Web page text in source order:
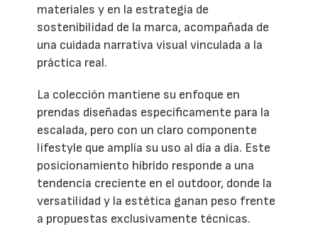
materiales y en la estrategia de
sostenibilidad de la marca, acompañada de
una cuidada narrativa visual vinculada a la
práctica real.
La colección mantiene su enfoque en
prendas diseñadas específicamente para la
escalada, pero con un claro componente
lifestyle que amplía su uso al día a día. Este
posicionamiento híbrido responde a una
tendencia creciente en el outdoor, donde la
versatilidad y la estética ganan peso frente
a propuestas exclusivamente técnicas.